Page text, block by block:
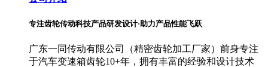
专注齿轮传动科技产品研发设计·助力产品性能飞跃
广东一同传动有限公司（精密齿轮加工厂家）前身专注
于汽车变速箱齿轮10+年，拥有丰富的经验和设计技术